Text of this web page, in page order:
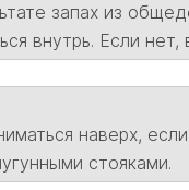
запах из
внутрь. Если нет,
наверх,
стояками.